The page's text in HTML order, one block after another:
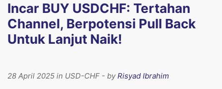
Incar BUY USDCHF: Tertahan
Channel, Berpotensi Pull Back
Untuk Lanjut Naik!
28 April 2025 in USD-CHF - byRisyad Ibrahim